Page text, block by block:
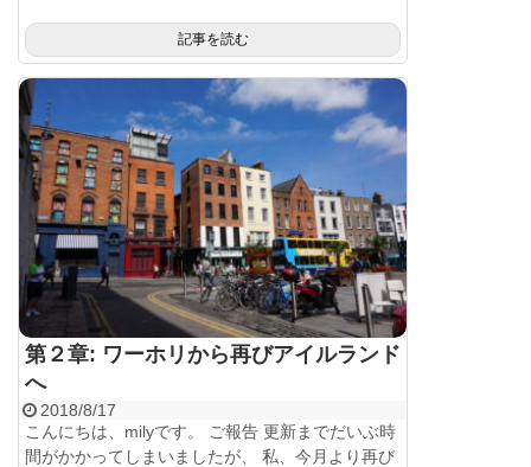
記事を読む
第２章: ワーホリから再びアイルランド
へ
2018/8/17
こんにちは、milyです。 ご報告 更新までだいぶ時
間がかかってしまいましたが、 私、今月より再び